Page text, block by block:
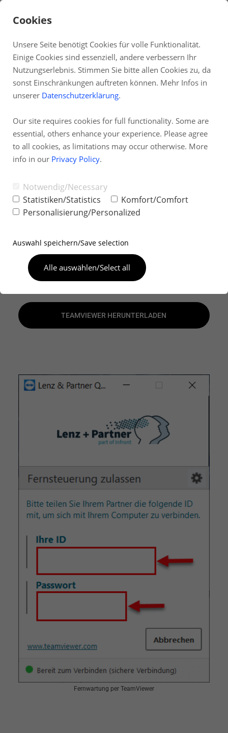
DE
Fernwartung
Partnerprogramm
TAI-PAN Inside
Newsletter
Fernwartung per TeamViewer
Fernwartung per
TeamViewer
Entwickelt für schnelle Hilfe: Weder
Installation noch Administratorrechte sind
für dieses Kundenmodul erforderlich.
Einfach herunterladen, öffnen und Ihrem
Supporter die angezeigte ID sowie das
Passwort mitteilen.
TEAMVIEWER HERUNTERLADEN
Cookies
Unsere Seite benötigt Cookies für volle Funktionalität.
Einige Cookies sind essenziell, andere verbessern Ihr
Nutzungserlebnis. Stimmen Sie bitte allen Cookies zu, da
sonst Einschränkungen auftreten können. Mehr Infos in
unserer Datenschutzerklärung.
Our site requires cookies for full functionality. Some are
essential, others enhance your experience. Please agree
to all cookies, as limitations may occur otherwise. More
info in our Privacy Policy.
Notwendig/Necessary
Statistiken/Statistics
Komfort/Comfort
Personalisierung/Personalized
Auswahl speichern/Save selection
Alle auswählen/Select all